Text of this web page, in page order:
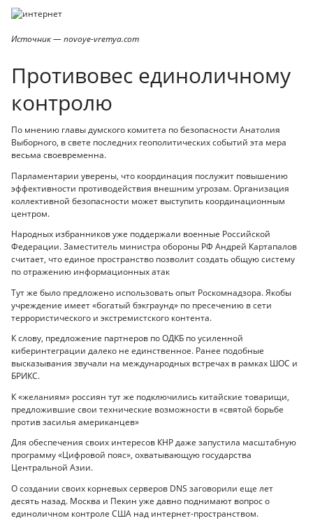
Источник — novoye-vremya.com
Противовес единоличному
контролю
По мнению главы думского комитета по безопасности Анатолия
Выборного, в свете последних геополитических событий эта мера
весьма своевременна.
Парламентарии уверены, что координация послужит повышению
эффективности противодействия внешним угрозам. Организация
коллективной безопасности может выступить координационным
центром.
Народных избранников уже поддержали военные Российской
Федерации. Заместитель министра обороны РФ Андрей Картапалов
считает, чтоединое пространство позволит создать общую систему
по отражению информационных атак
Тут же было предложено использовать опыт Роскомнадзора. Якобы
учреждение имеет «богатый бэкграунд» по пресечению в сети
террористического и экстремистского контента.
К слову, предложение партнеров по ОДКБ по усиленной
киберинтеграции далеко не единственное. Ранее подобные
высказывания звучали на международных встречах в рамках ШОС и
БРИКС.
К «желаниям» россиян тут же подключились китайские товарищи,
предложившие свои технические возможности в «святой борьбе
против засилья американцев»
Для обеспечения своих интересов КНР даже запустила масштабную
программу «Цифровой пояс», охватывающую государства
Центральной Азии.
О создании своих корневых серверов DNS заговорили еще лет
десять назад. Москва и Пекин уже давно поднимают вопрос о
единоличном контроле США над интернет-пространством.